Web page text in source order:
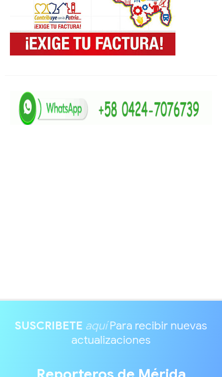
SUSCRIBETE aquíPara recibir nuevas
actualizaciones